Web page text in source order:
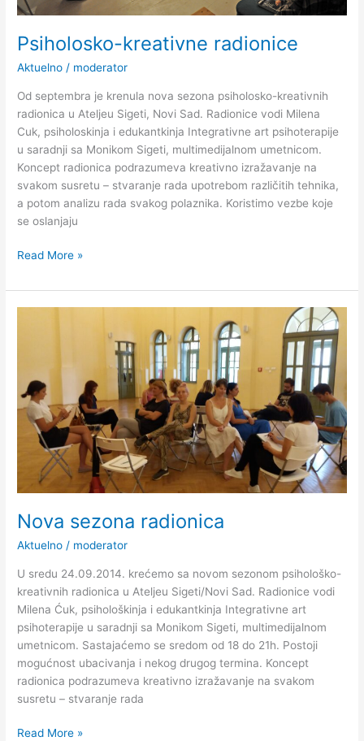
Psiholosko-kreativne radionice
Aktuelno / moderator
Od septembra je krenula nova sezona psiholosko-kreativnih
radionica u Ateljeu Sigeti, Novi Sad. Radionice vodi Milena
Cuk, psiholoskinja i edukantkinja Integrativne art psihoterapije
u saradnji sa Monikom Sigeti, multimedijalnom umetnicom.
Koncept radionica podrazumeva kreativno izražavanje na
svakom susretu – stvaranje rada upotrebom različitih tehnika,
a potom analizu rada svakog polaznika. Koristimo vezbe koje
se oslanjaju
Read More »
Nova sezona radionica
Aktuelno / moderator
U sredu 24.09.2014. krećemo sa novom sezonom psihološko-
kreativnih radionica u Ateljeu Sigeti/Novi Sad. Radionice vodi
Milena Ćuk, psihološkinja i edukantkinja Integrativne art
psihoterapije u saradnji sa Monikom Sigeti, multimedijalnom
umetnicom. Sastajaćemo se sredom od 18 do 21h. Postoji
mogućnost ubacivanja i nekog drugog termina. Koncept
radionica podrazumeva kreativno izražavanje na svakom
susretu – stvaranje rada
Read More »